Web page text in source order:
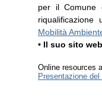
per il Comune
Mobilità
• Il suo sito
Online resources
Presentazione